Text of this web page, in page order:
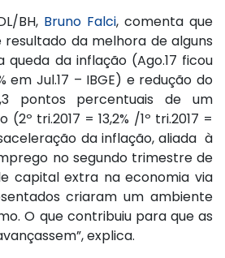
BH, Bruno Falci, comenta que
da melhora de alguns
queda da inflação (Ago.17 ficou
em Jul.17 – IBGE) e redução do
pontos percentuais de um
tri.2017 = 13,2% /1º tri.2017 =
da inflação, aliada à
no segundo trimestre de
capital extra na economia via
criaram um ambiente
O que contribuiu para que as
explica.